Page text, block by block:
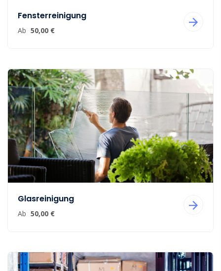
Fensterreinigung
Ab 50,00 €
Glasreinigung
Ab 50,00 €